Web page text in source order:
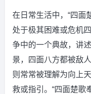
在日常生活中，“四面
处于极其困难或危机
争中的一个典故，讲
景，四面八方都被敌
则常常被理解为向上
救或指引。“四面楚歌